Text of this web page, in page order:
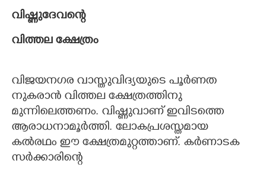
വിഷ്ണുദേവന്റെ
വിത്തല ക്ഷേത്രം
വിജയനഗര വാസ്തുവിദ്യയുടെ പൂർണത
നുകരാൻ വിത്തല ക്ഷേത്രത്തിനു
മുന്നിലെത്തണം. വിഷ്ണുവാണ് ഇവിടത്തെ
ആരാധനാമൂർത്തി. ലോകപ്രശസ്തമായ
കൽരഥം ഈ ക്ഷേത്രമുറ്റത്താണ്. കർണാടക
സർക്കാരിന്റെ